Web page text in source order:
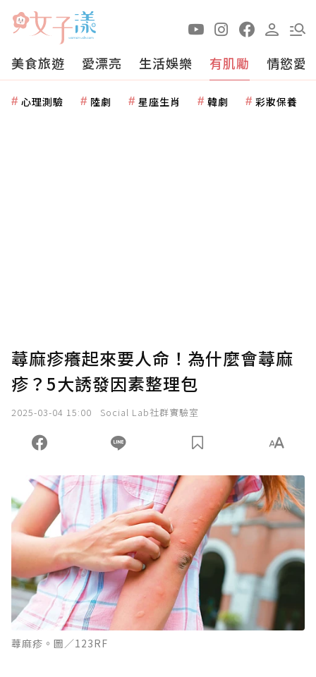
美食旅遊 愛漂亮 生活娛樂 有肌勵 情慾愛
心理測驗 陸劇 星座生肖 韓劇 彩妝保養
蕁麻疹癢起來要人命！為什麼會蕁麻
疹？5大誘發因素整理包
2025-03-04 15:00 Social Lab社群實驗室
蕁麻疹。圖／123RF